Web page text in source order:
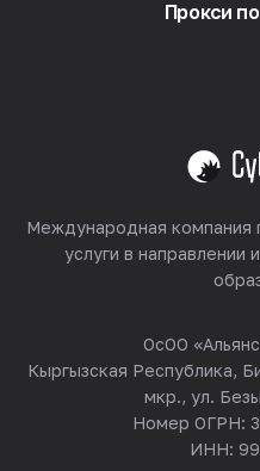
Прокси
Международная компания
услуги в направлении
ОсОО
Кыргызская Республика,
мкр., ул.
Номер ОГРН:
ИНН: